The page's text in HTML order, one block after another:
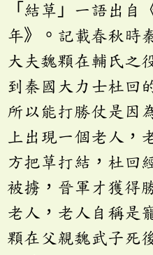
「結草」一語出自
年》。記載春秋時
大夫魏顆在輔氏之
到秦國大力士杜回
所以能打勝仗是因
上出現一個老人，
方把草打結，杜回
被擄，晉軍才獲得
老人，老人自稱是
顆在父親魏武子死